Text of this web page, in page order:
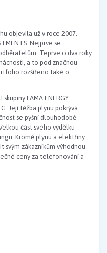
objevila už v roce 2007.
Nejprve se
Teprve o dva roky
a to pod značnou
rozšířeno také o
LAMA ENERGY
Její těžba plynu pokrývá
se pyšní dlouhodobě
část svého výdělku
Kromě plynu a elektřiny
svým zákazníkům výhodnou
ceny za telefonování a